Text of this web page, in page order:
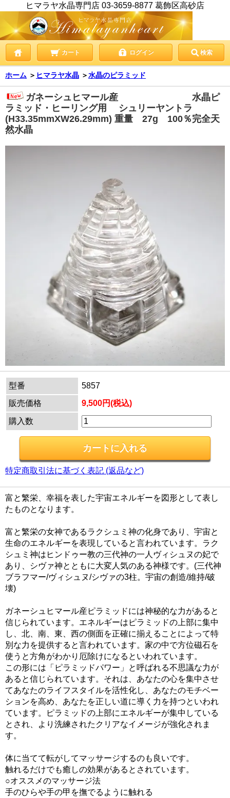
ヒマラヤ水晶専門店 03-3659-8877 葛飾区高砂店
カート ログイン 検索
ホーム ＞ ヒマラヤ水晶 ＞水晶のピラミッド
ガネーシュヒマール産 水晶ピ
ラミッド・ヒーリング用 シュリーヤントラ
(H33.35mmXW26.29mm) 重量 27g 100％完全天
然水晶
型番
5857
販売価格
9,500円(税込)
購入数
特定商取引法に基づく表記 (返品など)
富と繁栄、幸福を表した宇宙エネルギーを図形として表し
たものとなります。
富と繁栄の女神であるラクシュミ神の化身であり、宇宙と
生命のエネルギーを表現していると言われています。ラク
シュミ神はヒンドゥー教の三代神の一人ヴィシュヌの妃で
あり、シヴァ神とともに大変人気のある神様です。(三代神
ブラフマー/ヴィシュヌ/シヴァの3柱。宇宙の創造/維持/破
壊)
ガネーシュヒマール産ピラミッドには神秘的な力があると
信じられています。エネルギーはピラミッドの上部に集中
し、北、南、東、西の側面を正確に揃えることによって特
別な力を提供すると言われています。家の中で方位磁石を
使うと方角がわかり厄除けになるといわれています。
この形には「ピラミッドパワー」と呼ばれる不思議な力が
あると信じられています。それは、あなたの心を集中させ
てあなたのライフスタイルを活性化し、あなたのモチベー
ションを高め、あなたを正しい道に導く力を持つといわれ
ています。ピラミッドの上部にエネルギーが集中している
とされ、より洗練されたクリアなイメージが強化されま
す。
体に当てて転がしてマッサージするのも良いです。
触れるだけでも癒しの効果があるとされています。
○オススメのマッサージ法
手のひらや手の甲を撫でるように触れる